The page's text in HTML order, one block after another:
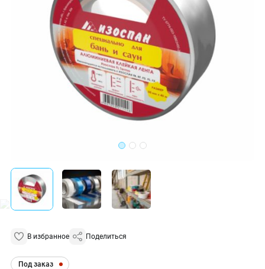
В избранное Поделиться
Под заказ